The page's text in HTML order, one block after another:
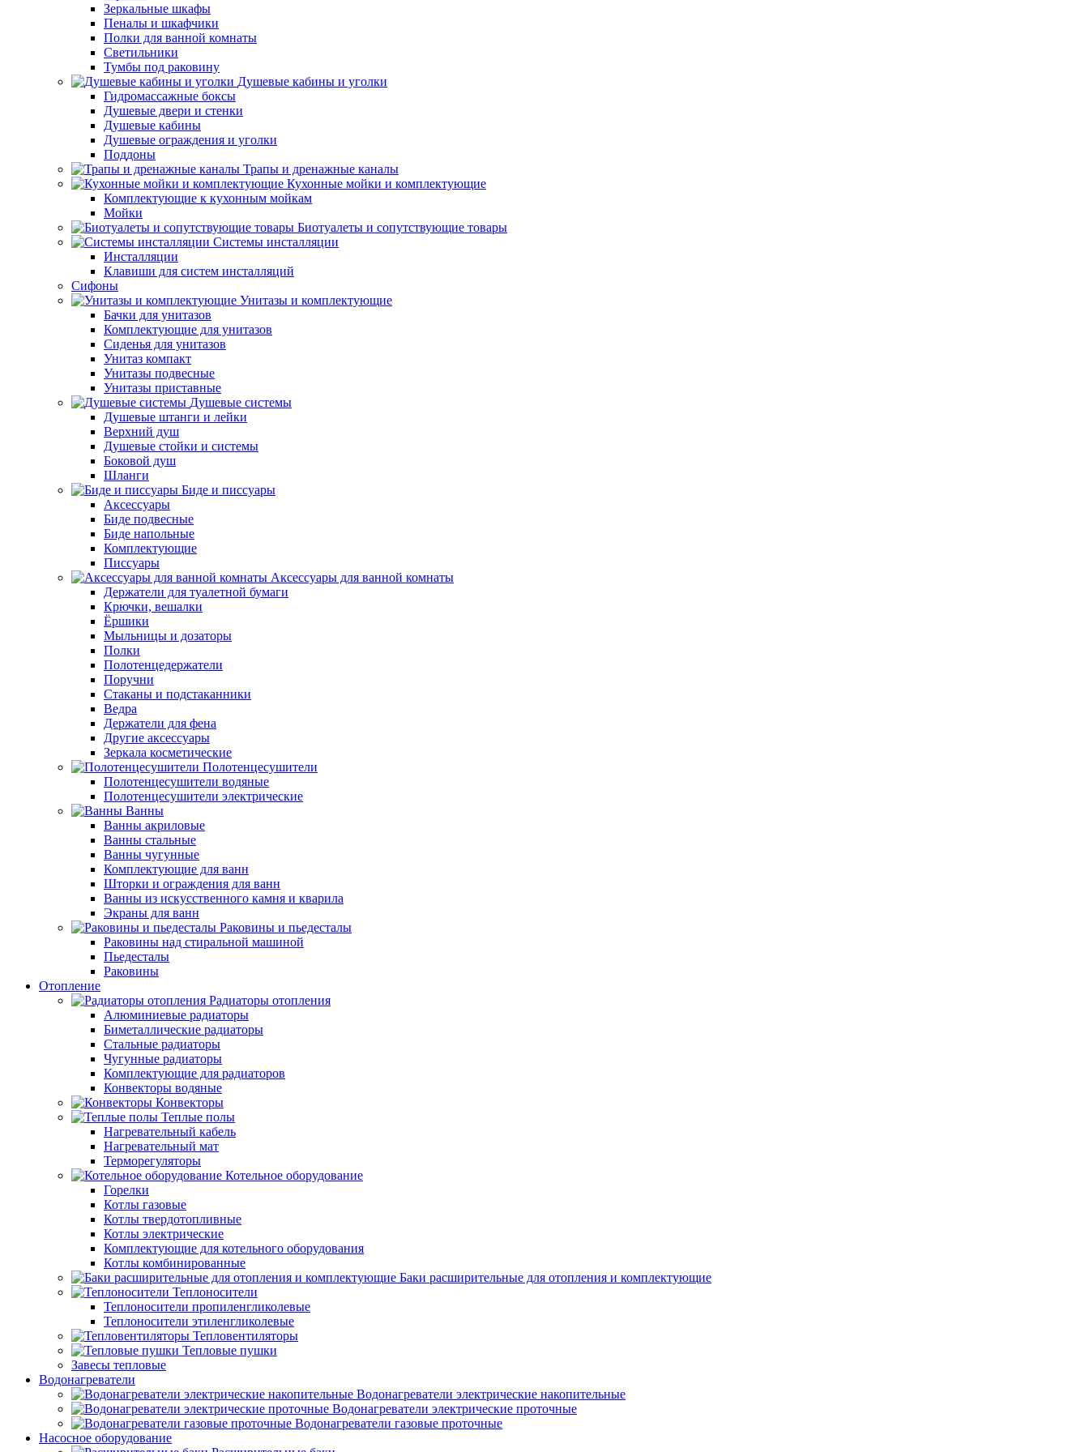
Зеркальные шкафы
Пеналы и шкафчики
Полки для ванной комнаты
Светильники
Тумбы под раковину
Душевые кабины и уголки
Гидромассажные боксы
Душевые двери и стенки
Душевые кабины
Душевые ограждения и уголки
Поддоны
Трапы и дренажные каналы
Кухонные мойки и комплектующие
Комплектующие к кухонным мойкам
Мойки
Биотуалеты и сопутствующие товары
Системы инсталляции
Инсталляции
Клавиши для систем инсталляций
Сифоны
Унитазы и комплектующие
Бачки для унитазов
Комплектующие для унитазов
Сиденья для унитазов
Унитаз компакт
Унитазы подвесные
Унитазы приставные
Душевые системы
Душевые штанги и лейки
Верхний душ
Душевые стойки и системы
Боковой душ
Шланги
Биде и писсуары
Аксессуары
Биде подвесные
Биде напольные
Комплектующие
Писсуары
Аксессуары для ванной комнаты
Держатели для туалетной бумаги
Крючки, вешалки
Ёршики
Мыльницы и дозаторы
Полки
Полотенцедержатели
Поручни
Стаканы и подстаканники
Ведра
Держатели для фена
Другие аксессуары
Зеркала косметические
Полотенцесушители
Полотенцесушители водяные
Полотенцесушители электрические
Ванны
Ванны акриловые
Ванны стальные
Ванны чугунные
Комплектующие для ванн
Шторки и ограждения для ванн
Ванны из искусственного камня и кварила
Экраны для ванн
Раковины и пьедесталы
Раковины над стиральной машиной
Пьедесталы
Раковины
Отопление
Радиаторы отопления
Алюминиевые радиаторы
Биметаллические радиаторы
Стальные радиаторы
Чугунные радиаторы
Комплектующие для радиаторов
Конвекторы водяные
Конвекторы
Теплые полы
Нагревательный кабель
Нагревательный мат
Терморегуляторы
Котельное оборудование
Горелки
Котлы газовые
Котлы твердотопливные
Котлы электрические
Комплектующие для котельного оборудования
Котлы комбинированные
Баки расширительные для отопления и комплектующие
Теплоносители
Теплоносители пропиленгликолевые
Теплоносители этиленгликолевые
Тепловентиляторы
Тепловые пушки
Завесы тепловые
Водонагреватели
Водонагреватели электрические накопительные
Водонагреватели электрические проточные
Водонагреватели газовые проточные
Насосное оборудование